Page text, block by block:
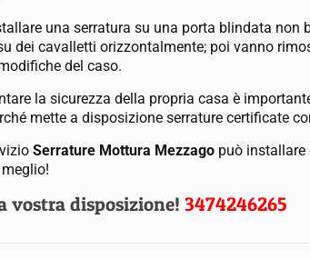
una serratura su una porta blindata
dei cavalletti orizzontalmente; poi vanno
del caso.
la sicurezza della propria casa è
mette a disposizione serrature certificate
Serrature Mottura Mezzago può installare
vostra disposizione!3474246265